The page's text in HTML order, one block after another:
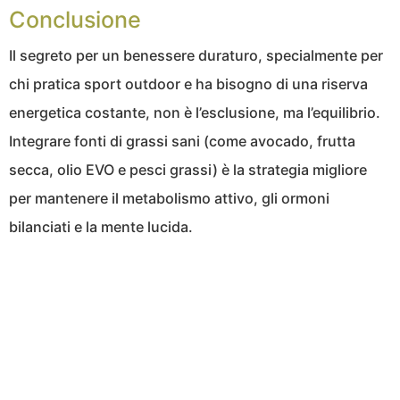
Conclusione
Il segreto per un benessere duraturo, specialmente per
chi pratica sport outdoor e ha bisogno di una riserva
energetica costante, non è l’esclusione, ma l’equilibrio.
Integrare fonti di grassi sani (come avocado, frutta
secca, olio EVO e pesci grassi) è la strategia migliore
per mantenere il metabolismo attivo, gli ormoni
bilanciati e la mente lucida.